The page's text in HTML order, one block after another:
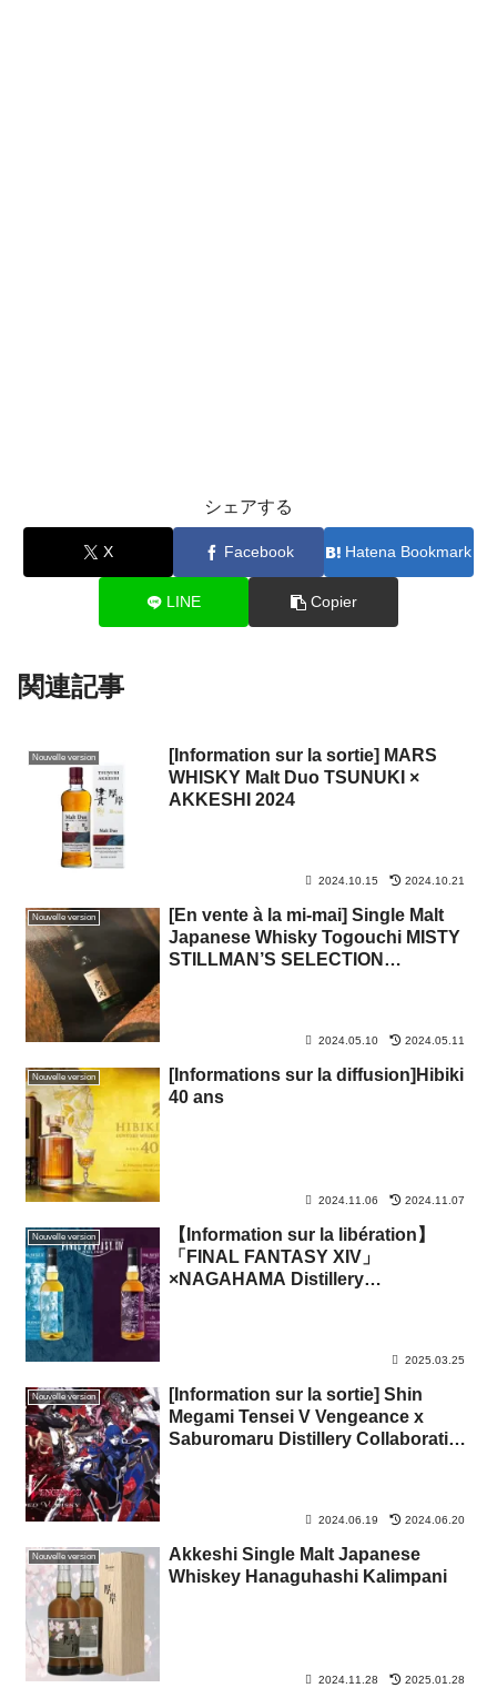
シェアする
X Facebook Hatena Bookmark
LINE Copier
関連記事
Nouvelle version
[Information sur la sortie] MARS
WHISKY Malt Duo TSUNUKI ×
AKKESHI 2024
2024.10.15 2024.10.21
Nouvelle version
[En vente à la mi-mai] Single Malt
Japanese Whisky Togouchi MISTY
STILLMAN’S SELECTION
2024.05.10 2024.05.11
Nouvelle version
[Informations sur la diffusion]Hibiki
40 ans
2024.11.06 2024.11.07
Nouvelle version
【Information sur la libération】
「FINAL FANTASY XIV」
×NAGAHAMA Distillery
2025.03.25
Nouvelle version
[Information sur la sortie] Shin
Megami Tensei V Vengeance x
Saburomaru Distillery Collaboration
2024.06.19 2024.06.20
Nouvelle version
Akkeshi Single Malt Japanese
Whiskey Hanaguhashi Kalimpani
2024.11.28 2025.01.28